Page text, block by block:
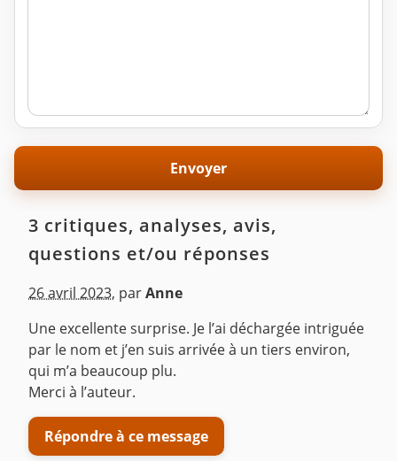
3 critiques, analyses, avis,
questions et/ou réponses
26 avril 2023, parAnne
Une excellente surprise. Je l’ai déchargée intriguée
par le nom et j’en suis arrivée à un tiers environ,
qui m’a beaucoup plu.
Merci à l’auteur.
Répondre à ce message